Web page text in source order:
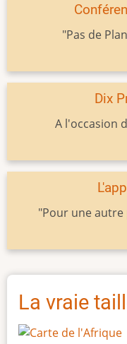
"Pas de
Dix
A l'occasion
"Pour une
La vraie